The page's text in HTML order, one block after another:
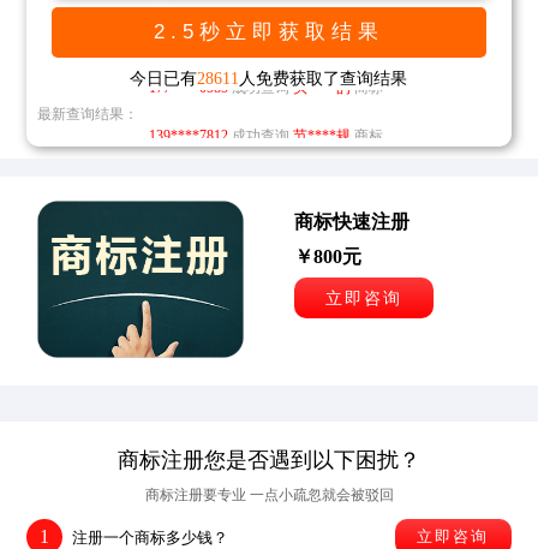
今日已有28611 人免费获取了查询结果
最新查询结果：
138****8598 成功查询 多****鸿 商标
成功查询 头****的
成功查询 三****染 商标
138****8598 多****鸿 商标
177****0585 头****的 商标
139****7812 成功查询
商标快速注册
￥800元
立即咨询
商标注册您是否遇到以下困扰？
商标注册要专业 一点小疏忽就会被驳回
1 注册一个商标多少钱？ 立即咨询